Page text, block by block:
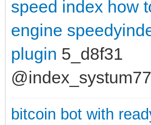
speed index how
engine
plugin 5_d8f31
bitcoin bot with